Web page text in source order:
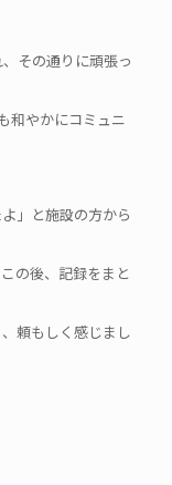
その通りに頑張っ
和やかにコミュニ
」と施設の方から
の後、記録をまと
頼もしく感じまし